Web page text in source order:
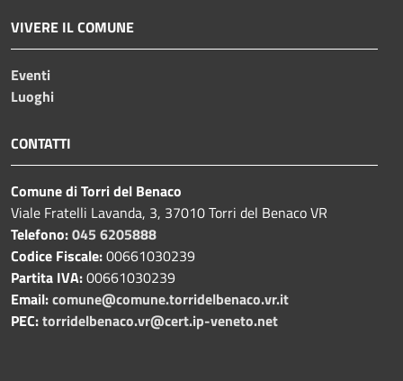
VIVERE IL COMUNE
Eventi
Luoghi
CONTATTI
Comune di Torri del Benaco
Viale Fratelli Lavanda, 3, 37010 Torri del Benaco VR
Telefono:045 6205888
Codice Fiscale:00661030239
Partita IVA:00661030239
Email:comune@comune.torridelbenaco.vr.it
PEC:torridelbenaco.vr@cert.ip-veneto.net